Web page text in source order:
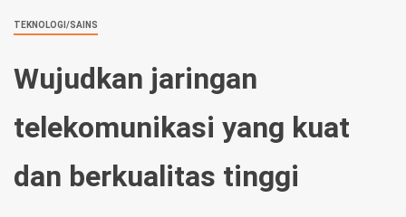
TEKNOLOGI/SAINS
Wujudkan jaringan
telekomunikasi yang kuat
dan berkualitas tinggi